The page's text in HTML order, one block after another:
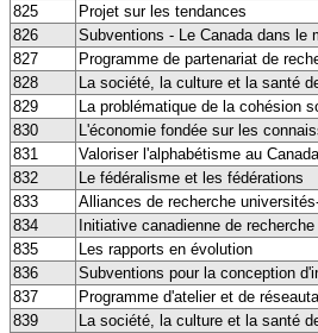
825
Projet sur les tendances
826
Subventions - Le Canada dans le
827
Programme de partenariat de
828
La société, la culture et la santé
829
La problématique de la cohésion
830
L'économie fondée sur les
831
Valoriser l'alphabétisme au Canada
832
Le fédéralisme et les fédérations
833
Alliances de recherche
834
Initiative canadienne de
835
Les rapports en évolution
836
Subventions pour la conception
837
Programme d'atelier et de
839
La société, la culture et la santé